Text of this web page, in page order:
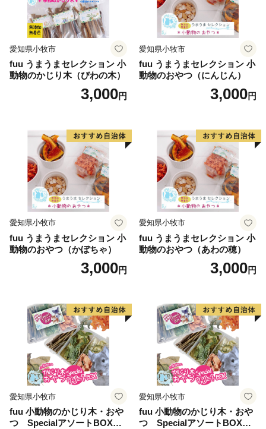
愛知県小牧市
fuu うまうまセレクション 小
動物のかじり木（びわの木）
3,000円
愛知県小牧市
fuu うまうまセレクション 小
動物のおやつ（にんじん）
3,000円
愛知県小牧市
fuu うまうまセレクション 小
動物のおやつ（かぼちゃ）
3,000円
愛知県小牧市
fuu うまうまセレクション 小
動物のおやつ（あわの穂）
3,000円
愛知県小牧市
fuu 小動物のかじり木・おや
つ SpecialアソートBOX（1
愛知県小牧市
fuu 小動物のかじり木・おや
つ SpecialアソートBOX（2